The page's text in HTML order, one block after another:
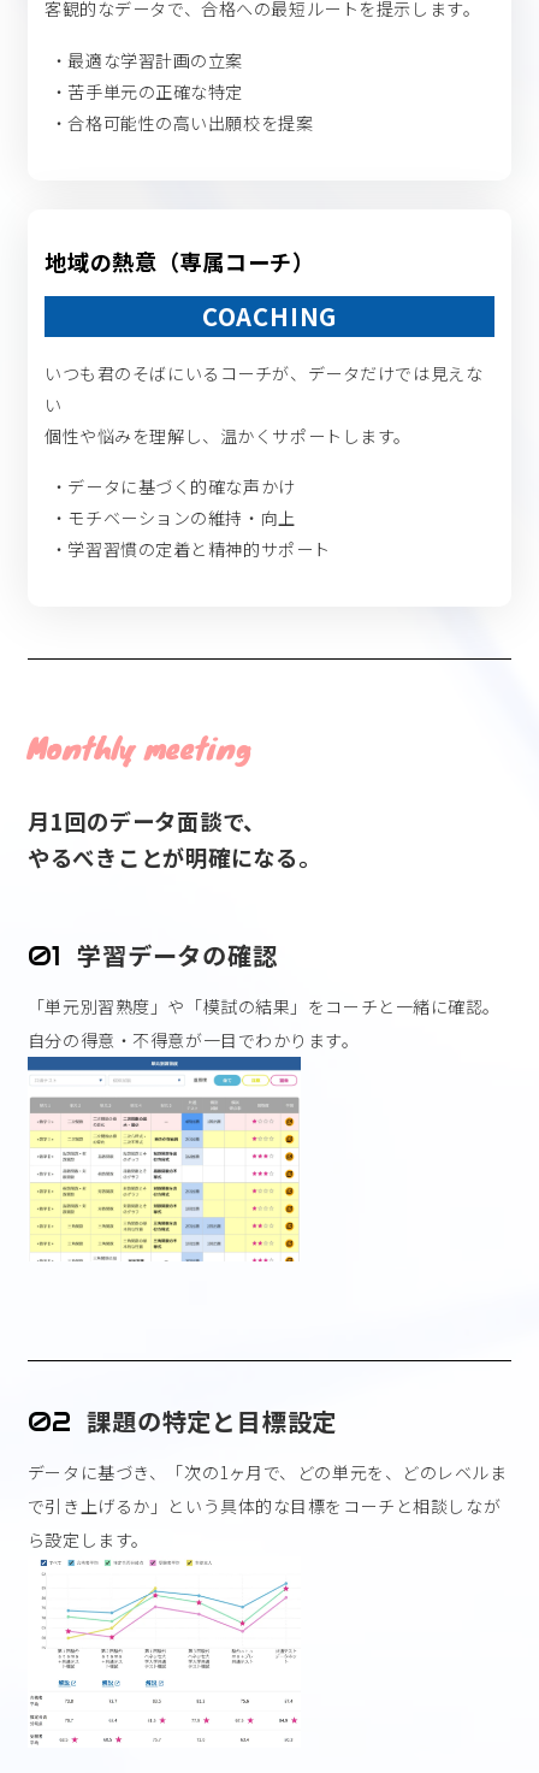
客観的なデータで、合格への最短ルートを提示します。
最適な学習計画の立案
苦手単元の正確な特定
合格可能性の高い出願校を提案
地域の熱意（専属コーチ）
COACHING
いつも君のそばにいるコーチが、データだけでは見えな
い
個性や悩みを理解し、温かくサポートします。
データに基づく的確な声かけ
モチベーションの維持・向上
学習習慣の定着と精神的サポート
Monthly meeting
月1回のデータ面談で、
やるべきことが明確になる。
01 学習データの確認
「単元別習熟度」や「模試の結果」をコーチと一緒に確認。
自分の得意・不得意が一目でわかります。
02 課題の特定と目標設定
データに基づき、「次の1ヶ月で、どの単元を、どのレベルま
で引き上げるか」 という具体的な目標をコーチと相談しなが
ら設定します。